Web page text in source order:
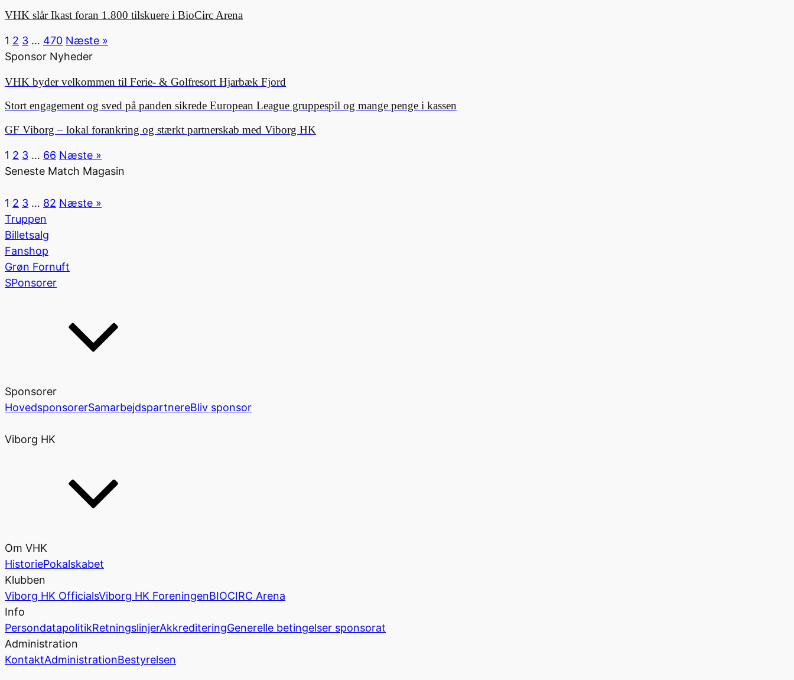
VHK slår Ikast foran 1.800 tilskuere i BioCirc Arena
1 2 3 … 470 Næste »
Sponsor Nyheder
VHK byder velkommen til Ferie- & Golfresort Hjarbæk Fjord
Stort engagement og sved på panden sikrede European League gruppespil og mange penge i kassen
GF Viborg – lokal forankring og stærkt partnerskab med Viborg HK
1 2 3 … 66 Næste »
Seneste Match Magasin
1 2 3 … 82 Næste »
Truppen
Billetsalg
Fanshop
Grøn Fornuft
SPonsorer
Sponsorer
HovedsponsorerSamarbejdspartnereBliv sponsor
Viborg HK
Om VHK
HistoriePokalskabet
Klubben
Viborg HK OfficialsViborg HK ForeningenBIOCIRC Arena
Info
PersondatapolitikRetningslinjerAkkrediteringGenerelle betingelser sponsorat
Administration
KontaktAdministrationBestyrelsen